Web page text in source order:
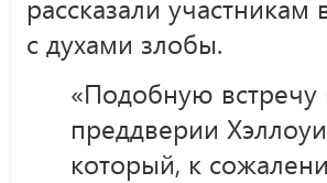
рассказали
с духами злобы.
«Подобную
преддверии
который, к